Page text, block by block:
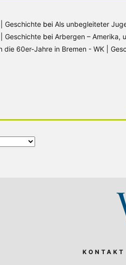
Geschichte bei Als unbegleiteter
Geschichte bei Arbergen – Amerika,
die 60er-Jahre in Bremen - WK |
KONTAKT